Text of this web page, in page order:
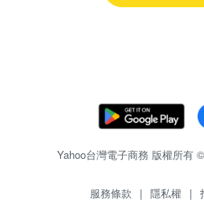
Yahoo台灣電子商務 版權所有
服務條款 | 隱私權 |